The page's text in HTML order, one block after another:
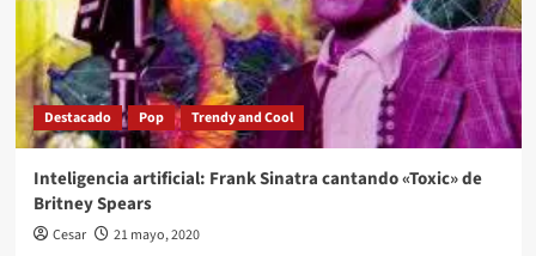
Destacado Pop Trendy and Cool
Inteligencia artificial: Frank Sinatra cantando «Toxic» de
Britney Spears
Cesar 21 mayo, 2020